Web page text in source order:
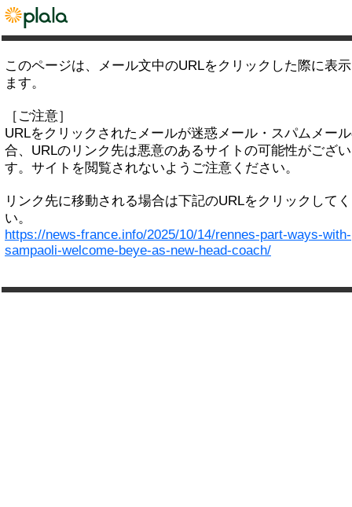
このページは、メール文中のURLをクリックした際に表
ます。
［ご注意］
URLをクリックされたメールが迷惑メール・スパムメー
合、URLのリンク先は悪意のあるサイトの可能性がござ
す。サイトを閲覧されないようご注意ください。
リンク先に移動される場合は下記のURLをクリックして
い。
https://news-france.info/2025/10/14/rennes-part-ways-with-
sampaoli-welcome-beye-as-new-head-coach/